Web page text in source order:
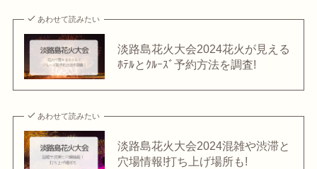
あわせて読みたい
淡路島花火大会2024花火が見える
ﾎﾃﾙとｸﾙｰｽﾞ予約方法を調査!
あわせて読みたい
淡路島花火大会2024混雑や渋滞と
穴場情報!打ち上げ場所も!